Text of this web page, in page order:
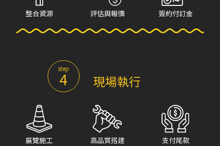
整合資源 評估與報價 簽約付訂金
step
4 現場執行
展覽施工 高品質搭建 支付尾款